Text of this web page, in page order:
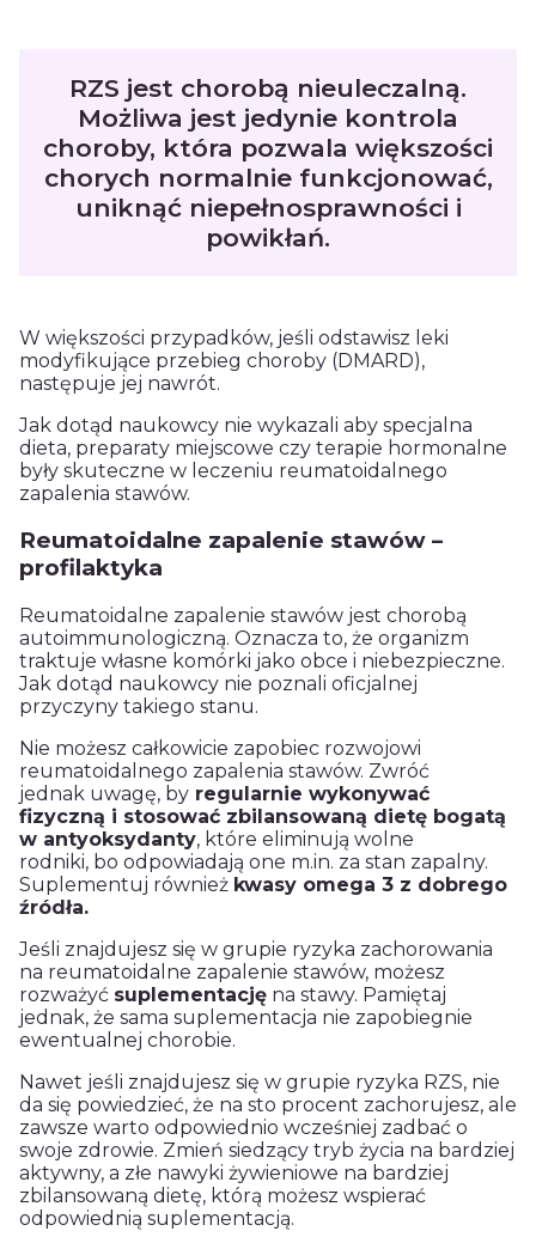
RZS jest chorobą nieuleczalną.
Możliwa jest jedynie kontrola
choroby, która pozwala większości
chorych normalnie funkcjonować,
uniknąć niepełnosprawności i
powikłań.
W większości przypadków, jeśli odstawisz leki
modyfikujące przebieg choroby (DMARD),
następuje jej nawrót.
Jak dotąd naukowcy nie wykazali aby specjalna
dieta, preparaty miejscowe czy terapie hormonalne
były skuteczne w leczeniu reumatoidalnego
zapalenia stawów.
Reumatoidalne zapalenie stawów –
profilaktyka
Reumatoidalne zapalenie stawów jest chorobą
autoimmunologiczną. Oznacza to, że organizm
traktuje własne komórki jako obce i niebezpieczne.
Jak dotąd naukowcy nie poznali oficjalnej
przyczyny takiego stanu.
Nie możesz całkowicie zapobiec rozwojowi
reumatoidalnego zapalenia stawów. Zwróć
jednak uwagę, by regularnie wykonywać
fizyczną i stosować zbilansowaną dietę bogatą
w antyoksydanty, które eliminują wolne
rodniki, bo odpowiadają one m.in. za stan zapalny.
Suplementuj również kwasy omega 3 z dobrego
źródła.
Jeśli znajdujesz się w grupie ryzyka zachorowania
na reumatoidalne zapalenie stawów, możesz
rozważyć suplementację na stawy. Pamiętaj
jednak, że sama suplementacja nie zapobiegnie
ewentualnej chorobie.
Nawet jeśli znajdujesz się w grupie ryzyka RZS, nie
da się powiedzieć, że na sto procent zachorujesz, ale
zawsze warto odpowiednio wcześniej zadbać o
swoje zdrowie. Zmień siedzący tryb życia na bardziej
aktywny, a złe nawyki żywieniowe na bardziej
zbilansowaną dietę, którą możesz wspierać
odpowiednią suplementacją.